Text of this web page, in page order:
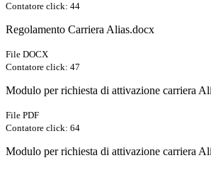
Contatore click: 44
Regolamento Carriera Alias.docx
File DOCX
Contatore click: 47
Modulo per richiesta di attivazione carriera
File PDF
Contatore click: 64
Modulo per richiesta di attivazione carriera